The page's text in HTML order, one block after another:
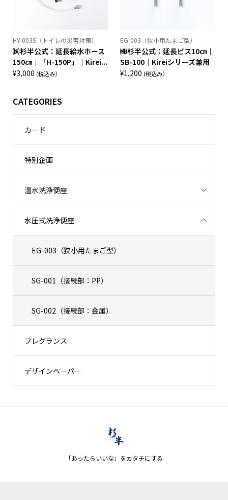
HY-003S（トイレの災害対策）
㈱杉半公式：延長給水ホース
150㎝｜「H-150P」｜Kirei...
¥3,000 (税込み）
EG-003（狭小用たまご型）
㈱杉半公式：延長ビス10㎝｜
SB-100｜Kireiシリーズ兼用
¥1,200 (税込み）
CATEGORIES
カード
特別企画
温水洗浄便座
水圧式洗浄便座
EG-003（狭小用たまご型）
SG-001（接続部：PP）
SG-002（接続部：金属）
フレグランス
デザインペーパー
「あったらいいな」をカタチにする